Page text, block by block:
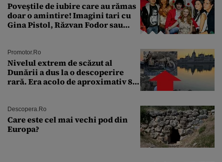
Poveştile de iubire care au rămas
doar o amintire! Imagini tari cu
Gina Pistol, Răzvan Fodor sau
Promotor.ro
Nivelul extrem de scăzut al
Dunării a dus la o descoperire
rară. Era acolo de aproximativ 80
Descopera.ro
Care este cel mai vechi pod din
Europa?